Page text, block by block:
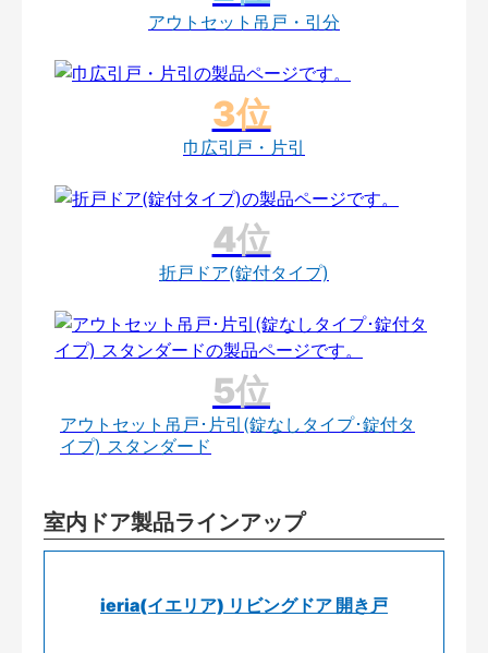
アウトセット吊戸・引分
巾広引戸・片引
折戸ドア(錠付タイプ)
アウトセット吊戸･片引(錠なしタイプ･錠付タ
イプ) スタンダード
室内ドア製品ラインアップ
ieria(イエリア) リビングドア 開き戸